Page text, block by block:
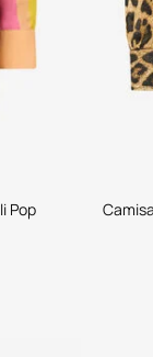
Pop